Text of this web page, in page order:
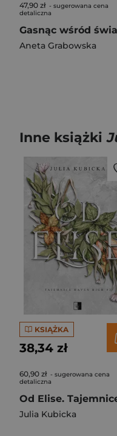
47,90 zł - sugerowana cena
detaliczna
Gasnąc wśród
Aneta Grabowska
Inne książki
KSIĄŻKA
38,34 zł
60,90 zł - sugerowana cena
detaliczna
Julia Kubicka